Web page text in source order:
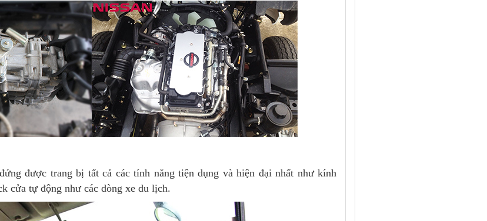
được trang bị tất cả các tính năng tiện dụng và hiện đại nhất như kính
cửa tự động như các dòng xe du lịch.